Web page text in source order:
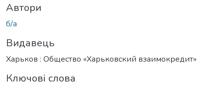
Автори
б/а
Видавець
Харьков : Общество «Харьковский взаимокредит»
Ключові слова